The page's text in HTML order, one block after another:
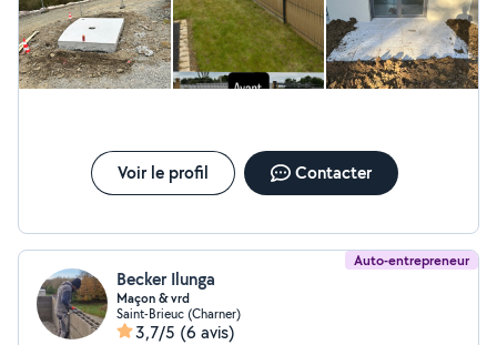
Voir le profil Contacter
Auto-entrepreneur
Becker Ilunga
Maçon & vrd
Saint-Brieuc (Charner)
3,7/5 (6 avis)